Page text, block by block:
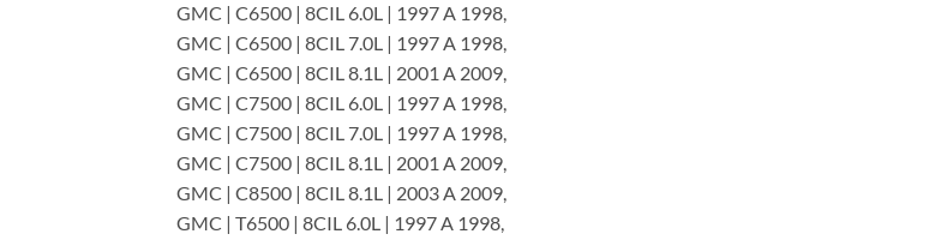
GMC | C6500 | 8CIL 6.0L | 1997 A 1998,
GMC | C6500 | 8CIL 7.0L | 1997 A 1998,
GMC | C6500 | 8CIL 8.1L | 2001 A 2009,
GMC | C7500 | 8CIL 6.0L | 1997 A 1998,
GMC | C7500 | 8CIL 7.0L | 1997 A 1998,
GMC | C7500 | 8CIL 8.1L | 2001 A 2009,
GMC | C8500 | 8CIL 8.1L | 2003 A 2009,
GMC | T6500 | 8CIL 6.0L | 1997 A 1998,